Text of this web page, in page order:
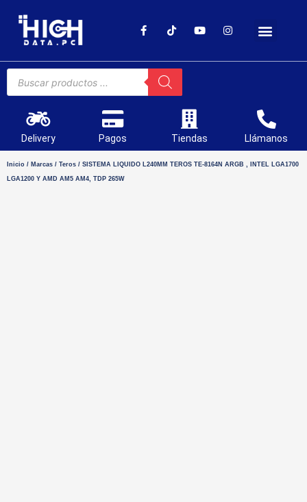
Delivery Pagos Tiendas Llámanos
Inicio / Marcas / Teros / SISTEMA LIQUIDO L240MM TEROS TE-8164N ARGB , INTEL LGA1700
LGA1200 Y AMD AM5 AM4, TDP 265W